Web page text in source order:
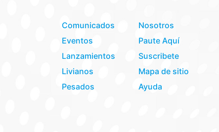
Comunicados
Eventos
Lanzamientos
Livianos
Pesados
Nosotros
Paute Aquí
Suscribete
Mapa de sitio
Ayuda